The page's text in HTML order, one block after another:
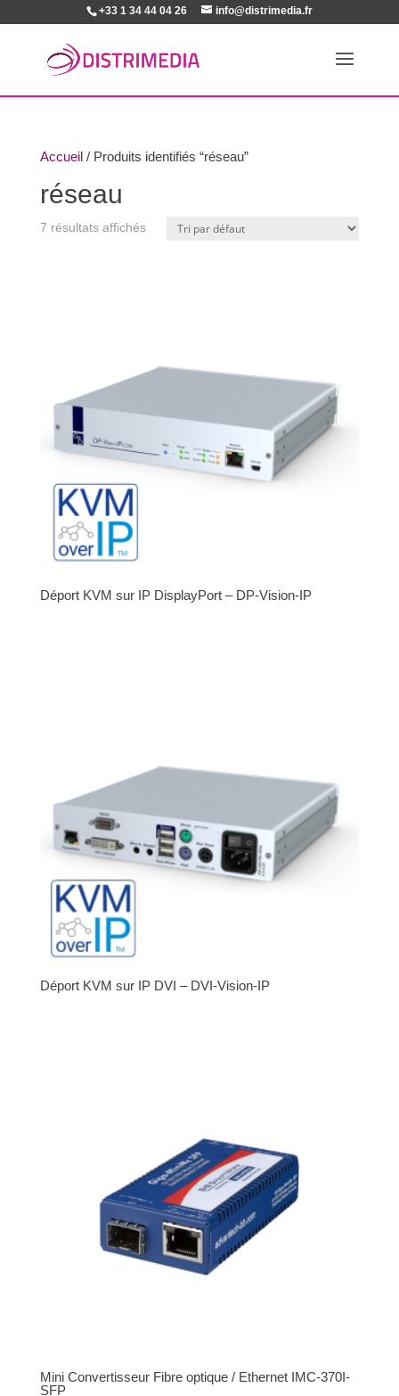
+33 1 34 44 04 26 info@distrimedia.fr
Accueil/ Produits identifiés “réseau”
réseau
7 résultats affichés
Déport KVM sur IP DisplayPort – DP-Vision-IP
Déport KVM sur IP DVI – DVI-Vision-IP
Mini Convertisseur Fibre optique / Ethernet IMC-370I-
SFP